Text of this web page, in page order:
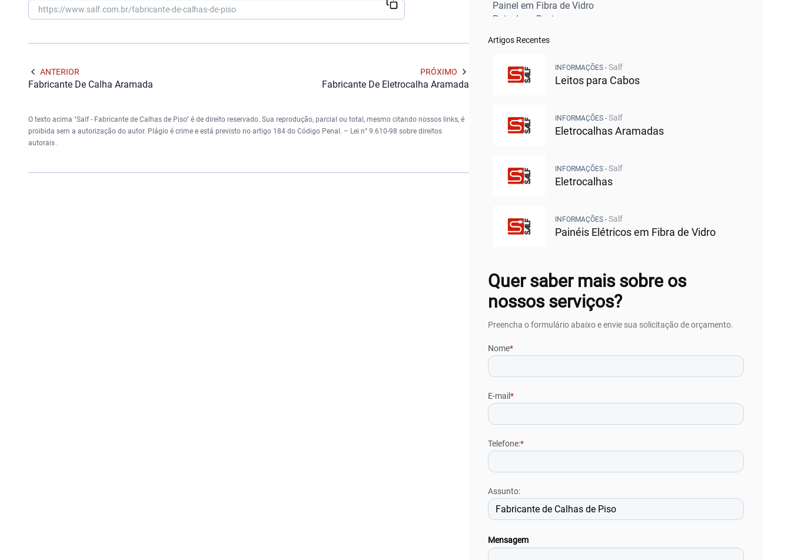
ANTERIOR
Fabricante De Calha Aramada
PRÓXIMO
Fabricante De Eletrocalha Aramada
O texto acima "Salf - Fabricante de Calhas de Piso" é de direito reservado. Sua reprodução, parcial ou total, mesmo citando nossos links, é
proibida sem a autorização do autor. Plágio é crime e está previsto no artigo 184 do Código Penal. – Lei n° 9.610-98 sobre direitos
autorais .
Painel em Fibra de Vidro
Painel em Resina
Rodapés Técnicos
Torre de Tomadas para Carregar Celulares
Totem com Tomadas para Carregar Celulares
Rodapé Técnico
Prateleira para Cabos
Eletrocalha Sanitária
Calha Aberta
Eletrocalhas Aramadas
Leitos para Cabos
Artigos Recentes
INFORMAÇÕES - Salf
Leitos para Cabos
INFORMAÇÕES - Salf
Eletrocalhas Aramadas
INFORMAÇÕES - Salf
Eletrocalhas
INFORMAÇÕES - Salf
Painéis Elétricos em Fibra de Vidro
Quer saber mais sobre os
nossos serviços?
Preencha o formulário abaixo e envie sua solicitação de orçamento.
Nome*
E-mail*
Telefone:*
Assunto:
Mensagem